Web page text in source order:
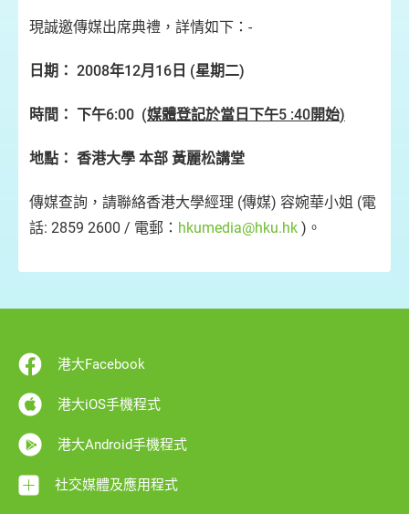
現誠邀傳媒出席典禮，詳情如下：-
日期： 2008年12月 16 日 (星期二)
時間： 下午6:00 (媒體登記於當日下午5 :40開始)
地點： 香港大學 本部 黃麗松講堂
傳媒查詢，請聯絡香港大學經理 (傳媒) 容婉華小姐 (電
話: 2859 2600 / 電郵： hkumedia@hku.hk )。
港大Facebook
港大iOS手機程式
港大Android手機程式
社交媒體及應用程式